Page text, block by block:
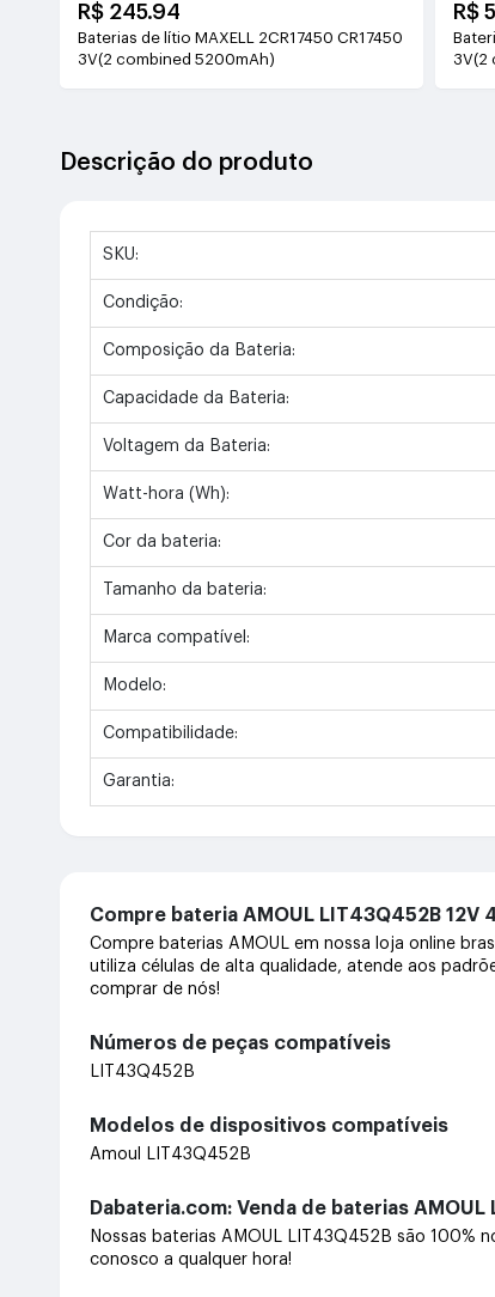
R$ 245.94
Baterias de lítio MAXELL 2CR17450 CR17450
3V(2 combined 5200mAh)
R$
3V(2
Descrição do produto
SKU:
Condição:
Composição da Bateria:
Capacidade da Bateria:
Voltagem da Bateria:
Watt-hora (Wh):
Cor da bateria:
Tamanho da bateria:
Marca compatível:
Modelo:
Compatibilidade:
Garantia:
Compre bateria AMOUL LIT43Q452B 12V
Compre baterias AMOUL em nossa loja online
utiliza células de alta qualidade, atende aos
comprar de nós!
Números de peças compatíveis
LIT43Q452B
Modelos de dispositivos compatíveis
Amoul LIT43Q452B
Dabateria.com: Venda de baterias
Nossas baterias AMOUL LIT43Q452B são 100%
conosco a qualquer hora!